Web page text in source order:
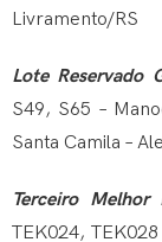
Livramento/RS
Lote Reservado
S49, S65 –
Santa Camila –
Terceiro
TEK024,